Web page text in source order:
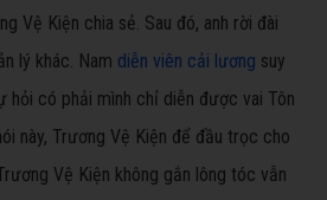
Vệ Kiện chia sẻ. Sau đó, anh rời đài
lý khác. Nam diễn viên cải lương suy
hỏi có phải mình chỉ diễn được vai Tôn
này, Trương Vệ Kiện để đầu trọc cho
Vệ Kiện không gắn lông tóc vẫn